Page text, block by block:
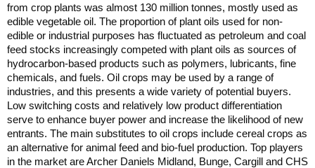
from crop plants was almost 130 million tonnes, mostly used as
edible vegetable oil. The proportion of plant oils used for non-
edible or industrial purposes has fluctuated as petroleum and coal
feed stocks increasingly competed with plant oils as sources of
hydrocarbon-based products such as polymers, lubricants, fine
chemicals, and fuels. Oil crops may be used by a range of
industries, and this presents a wide variety of potential buyers.
Low switching costs and relatively low product differentiation
serve to enhance buyer power and increase the likelihood of new
entrants. The main substitutes to oil crops include cereal crops as
an alternative for animal feed and bio-fuel production. Top players
in the market are Archer Daniels Midland, Bunge, Cargill and CHS